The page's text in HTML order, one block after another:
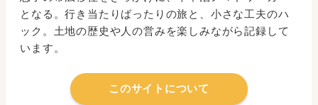
となる。行き当たりばったりの旅と、小さな工夫のハ
ック。土地の歴史や人の営みを楽しみながら記録して
います。
このサイトについて